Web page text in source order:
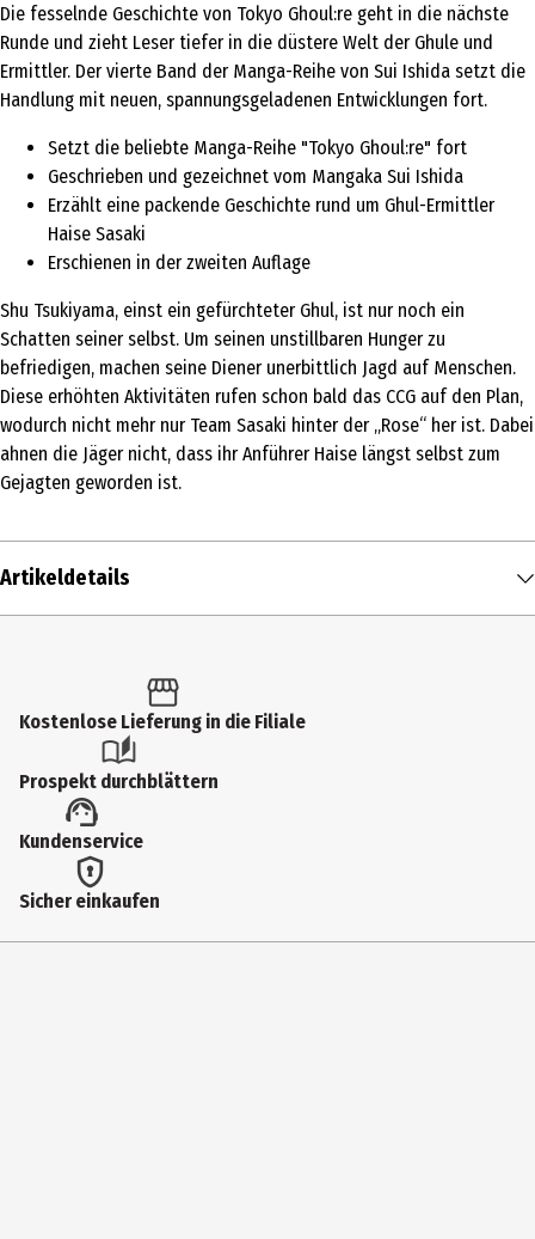
Die fesselnde Geschichte von Tokyo Ghoul:re geht in die nächste
Runde und zieht Leser tiefer in die düstere Welt der Ghule und
Ermittler. Der vierte Band der Manga-Reihe von Sui Ishida setzt die
Handlung mit neuen, spannungsgeladenen Entwicklungen fort.
Setzt die beliebte Manga-Reihe "Tokyo Ghoul:re" fort
Geschrieben und gezeichnet vom Mangaka Sui Ishida
Erzählt eine packende Geschichte rund um Ghul-Ermittler
Haise Sasaki
Erschienen in der zweiten Auflage
Shu Tsukiyama, einst ein gefürchteter Ghul, ist nur noch ein
Schatten seiner selbst. Um seinen unstillbaren Hunger zu
befriedigen, machen seine Diener unerbittlich Jagd auf Menschen.
Diese erhöhten Aktivitäten rufen schon bald das CCG auf den Plan,
wodurch nicht mehr nur Team Sasaki hinter der „Rose“ her ist. Dabei
ahnen die Jäger nicht, dass ihr Anführer Haise längst selbst zum
Gejagten geworden ist.
Artikeldetails
Produkttyp
Comics & Mangas
Kostenlose Lieferung in die Filiale
Prospekt durchblättern
Kundenservice
Sicher einkaufen